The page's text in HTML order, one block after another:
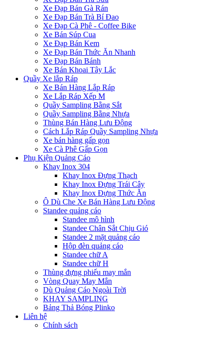
Xe Đạp Bán Gà Rán
Xe Đạp Bán Trà Bí Đao
Xe Đạp Cà Phê - Coffee Bike
Xe Bán Súp Cua
Xe Đạp Bán Kem
Xe Đạp Bán Thức Ăn Nhanh
Xe Đạp Bán Bánh
Xe Bán Khoai Tây Lắc
Quầy Xe lắp Ráp
Xe Bán Hàng Lắp Ráp
Xe Lắp Ráp Xếp M
Quầy Sampling Bằng Sắt
Quầy Sampling Bằng Nhựa
Thùng Bán Hàng Lưu Động
Cách Lắp Ráp Quầy Sampling Nhựa
Xe bán hàng gấp gọn
Xe Cà Phê Gấp Gọn
Phụ Kiện Quảng Cáo
Khay Inox 304
Khay Inox Đựng Thạch
Khay Inox Đựng Trái Cây
Khay Inox Đựng Thức Ăn
Ô Dù Che Xe Bán Hàng Lưu Động
Standee quảng cáo
Standee mô hình
Standee Chân Sắt Chịu Gió
Standee 2 mặt quảng cáo
Hộp đèn quảng cáo
Standee chữ A
Standee chữ H
Thùng đựng phiếu may mắn
Vòng Quay May Mắn
Dù Quảng Cáo Ngoài Trời
KHAY SAMPLING
Bảng Thả Bóng Plinko
Liên hệ
Chính sách